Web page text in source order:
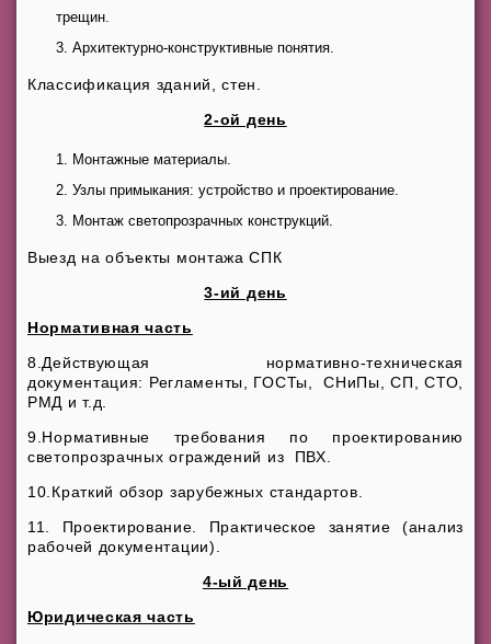
трещин.
Архитектурно-конструктивные понятия.
Классификация зданий, стен.
2-ой день
Монтажные материалы.
Узлы примыкания: устройство и проектирование.
Монтаж светопрозрачных конструкций.
Выезд на объекты монтажа СПК
3-ий день
Нормативная часть
8.Действующая нормативно-техническая
документация: Регламенты, ГОСТы, СНиПы, СП, СТО,
РМД и т.д.
9.Нормативные требования по проектированию
светопрозрачных ограждений из ПВХ.
10.Краткий обзор зарубежных стандартов.
11. Проектирование. Практическое занятие (анализ
рабочей документации).
4-ый день
Юридическая часть